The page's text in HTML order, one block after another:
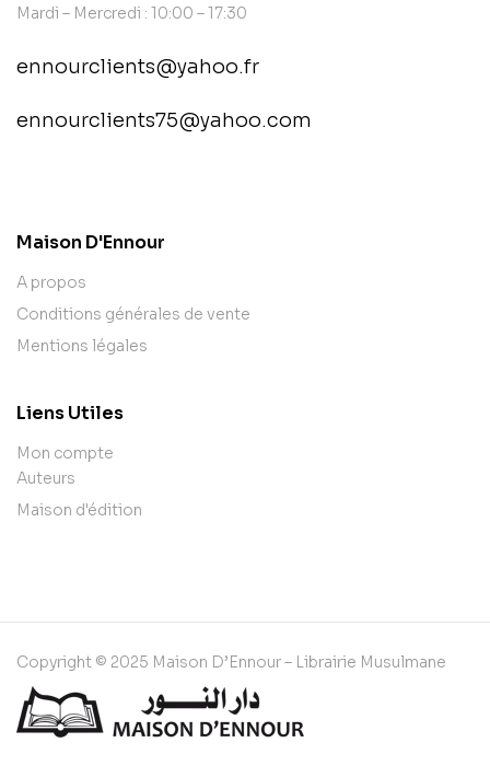
Mardi – Mercredi : 10:00 – 17:30
ennourclients@yahoo.fr
ennourclients75@yahoo.com
Maison D'Ennour
A propos
Conditions générales de vente
Mentions légales
Liens Utiles
Mon compte
Auteurs
Maison d'édition
Copyright © 2025 Maison D’Ennour – Librairie Musulmane